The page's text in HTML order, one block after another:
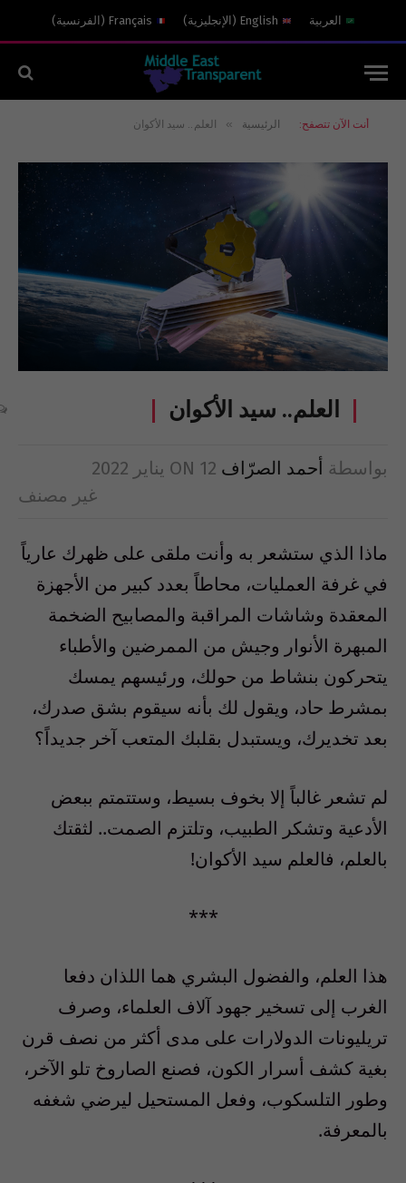
العربية English
( الإنجليزية)
Français
( الفرنسية)
أنت الآن تتصفح: الرئيسية » العلم.. سيد الأكوان
العلم.. سيد الأكوان
بواسطة أحمد الصرّاف ON 12 يناير 2022
غير مصنف
ماذا الذي ستشعر به وأنت ملقى على ظهرك عارياً
في غرفة العمليات، محاطاً بعدد كبير من الأجهزة
المعقدة وشاشات المراقبة والمصابيح الضخمة
المبهرة الأنوار وجيش من الممرضين والأطباء
يتحركون بنشاط من حولك، ورئيسهم يمسك
بمشرط حاد، ويقول لك بأنه سيقوم بشق صدرك،
بعد تخديرك، ويستبدل بقلبك المتعب آخر جديداً؟
لم تشعر غالباً إلا بخوف بسيط، وستتمتم ببعض
الأدعية وتشكر الطبيب، وتلتزم الصمت.. لثقتك
بالعلم، فالعلم سيد الأكوان!
***
هذا العلم، والفضول البشري هما اللذان دفعا
الغرب إلى تسخير جهود آلاف العلماء، وصرف
تريليونات الدولارات على مدى أكثر من نصف قرن
بغية كشف أسرار الكون، فصنع الصاروخ تلو الآخر،
وطور التلسكوب، وفعل المستحيل ليرضي شغفه
بالمعرفة.